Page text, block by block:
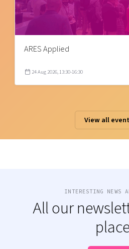
ARES Applied
24 Aug 2026, 13:30-16:30
View all
INTERESTING NEWS
All our